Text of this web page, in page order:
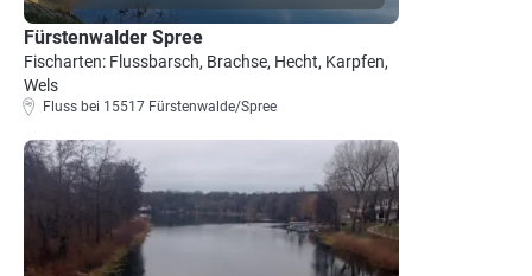
Fürstenwalder Spree
Fischarten: Flussbarsch, Brachse, Hecht, Karpfen,
Wels
Fluss bei 15517 Fürstenwalde/Spree